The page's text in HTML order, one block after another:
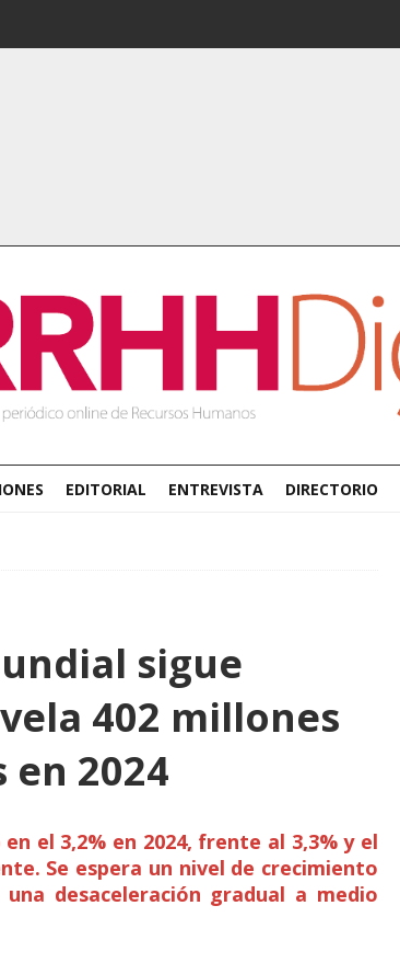
EDITORIAL ENTREVISTA DIRECTORIO
sigue
402 millones
en 2024
el 3,2% en 2024, frente al 3,3% y el
Se espera un nivel de crecimiento
desaceleración gradual a medio